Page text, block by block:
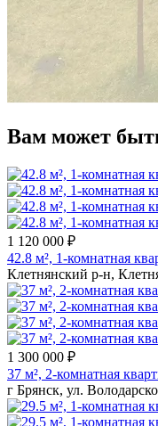
Вам может
1 120 000 ₽
42.8 м², 1-комнатная
Клетнянский р-н,
1 300 000 ₽
37 м², 2-комнатная
г Брянск, ул.